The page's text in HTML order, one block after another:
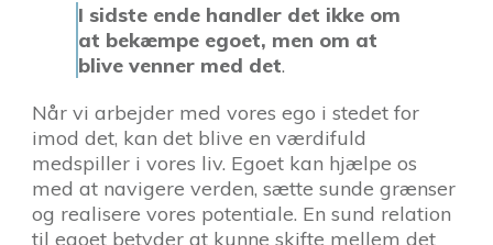
I sidste ende handler det ikke om
at bekæmpe egoet, men om at
blive venner med det.
Når vi arbejder med vores ego i stedet for
imod det, kan det blive en værdifuld
medspiller i vores liv. Egoet kan hjælpe os
med at navigere verden, sætte sunde grænser
og realisere vores potentiale. En sund relation
til egoet betyder at kunne skifte mellem det